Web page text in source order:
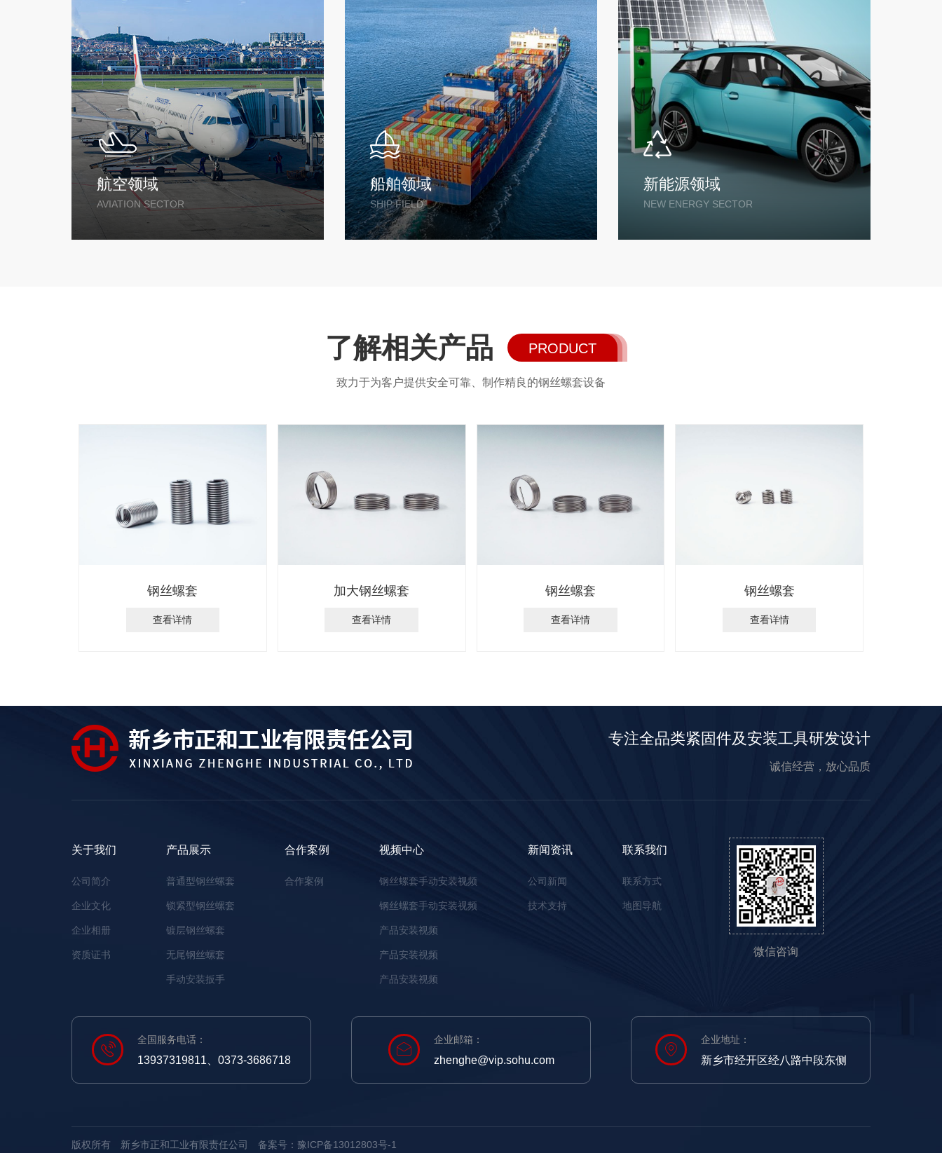
航空领域
AVIATION SECTOR
船舶领域
SHIP FIELD
新能源领域
NEW ENERGY SECTOR
了解相关产品 PRODUCT
致力于为客户提供安全可靠、制作精良的钢丝螺套设备
钢丝螺套
查看详情
加大钢丝螺套
查看详情
钢丝螺套
查看详情
钢丝螺套
查看详情
专注全品类紧固件及安装工具研发设计
诚信经营，放心品质
关于我们
公司简介
企业文化
企业相册
资质证书
产品展示
普通型钢丝螺套
锁紧型钢丝螺套
镀层钢丝螺套
无尾钢丝螺套
手动安装扳手
合作案例
合作案例
视频中心
钢丝螺套手动安装视频
钢丝螺套手动安装视频
产品安装视频
产品安装视频
产品安装视频
新闻资讯
公司新闻
技术支持
联系我们
联系方式
地图导航
微信咨询
全国服务电话：
13937319811、0373-3686718
企业邮箱：
zhenghe@vip.sohu.com
企业地址：
新乡市经开区经八路中段东侧
版权所有 新乡市正和工业有限责任公司 备案号：豫ICP备13012803号-1